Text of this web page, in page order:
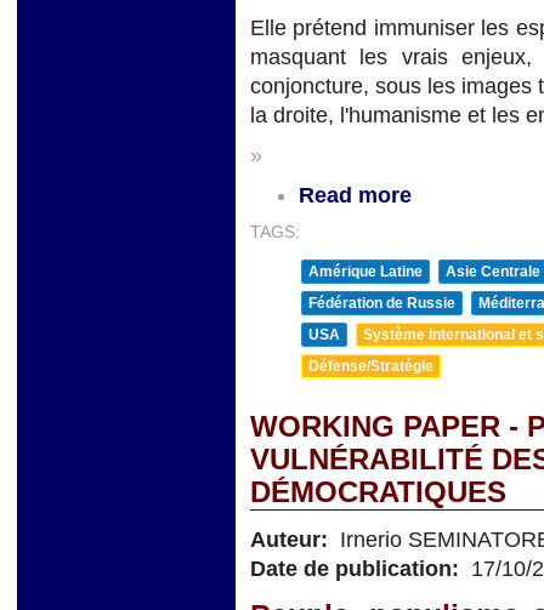
Elle prétend immuniser les
masquant les vrais
conjoncture, sous les images
la droite, l'humanisme et les
»
Read more
TAGS:
Amérique Latine
Asie Centrale
Fédération de Russie
USA
Système international et
Défense/Stratégie
WORKING PAPER -
VULNÉRABILITÉ
DÉMOCRATIQUES
Auteur: Irnerio
Date de publication: 17/10/